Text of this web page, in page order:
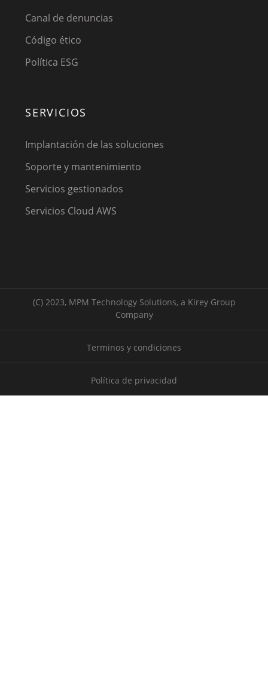
Canal de denuncias
Código ético
Política ESG
SERVICIOS
Implantación de las soluciones
Soporte y mantenimiento
Servicios gestionados
Servicios Cloud AWS
(C) 2023, MPM Technology Solutions, a Kirey Group
Company
Terminos y condiciones
Política de privacidad